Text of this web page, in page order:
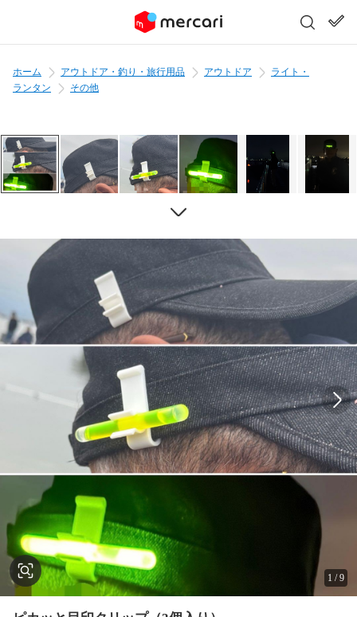
ホーム アウトドア・釣り・旅行用品 アウトドア
ライト・
ランタン
その他
1 /9